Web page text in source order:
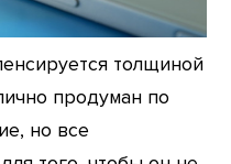
толщиной
продуман по
но все